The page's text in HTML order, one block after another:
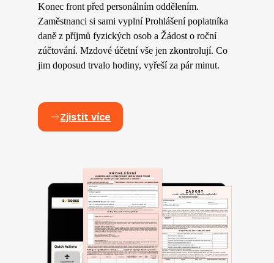
Konec front před personálním oddělením.
Zaměstnanci si sami vyplní Prohlášení poplatníka
daně z příjmů fyzických osob a Žádost o roční
zúčtování. Mzdové účetní vše jen zkontrolují. Co
jim doposud trvalo hodiny, vyřeší za pár minut.
Zjistit více